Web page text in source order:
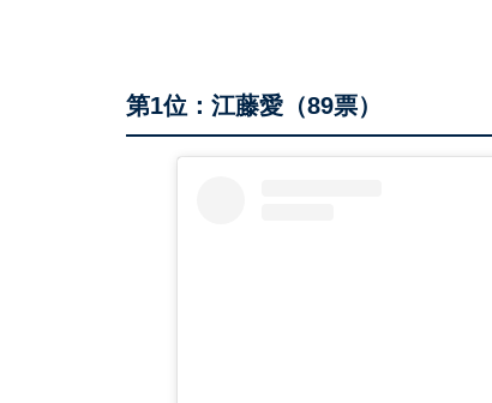
第1位：江藤愛（89票）